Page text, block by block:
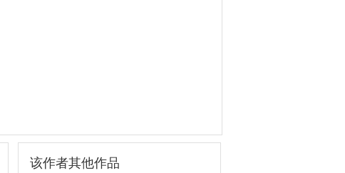
该作者其他作品